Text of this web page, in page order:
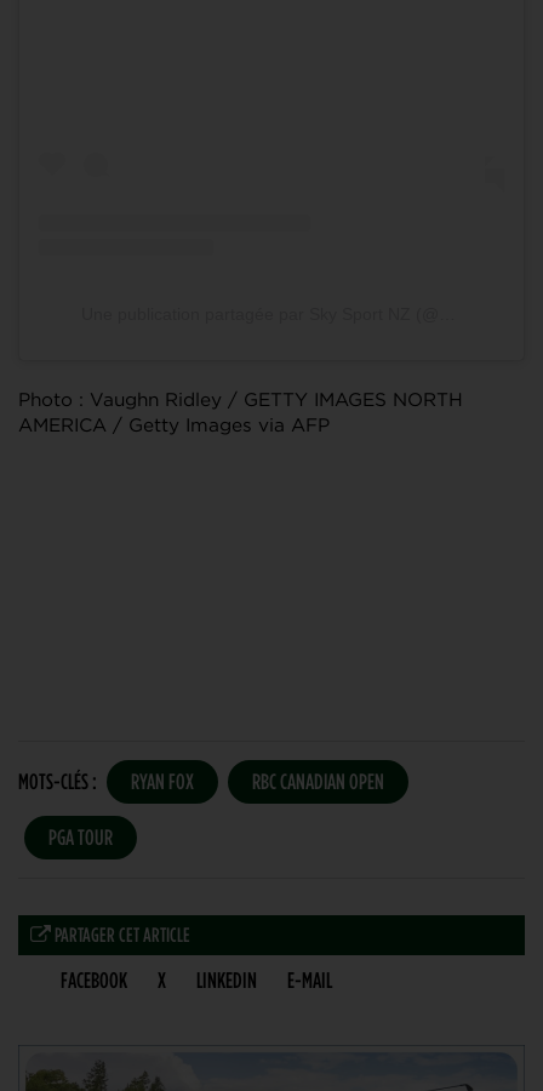
Photo : Vaughn Ridley / GETTY IMAGES NORTH
AMERICA / Getty Images via AFP
MOTS-CLÉS : RYAN FOX RBC CANADIAN OPEN
PGA TOUR
PARTAGER CET ARTICLE
FACEBOOK X LINKEDIN E-MAIL